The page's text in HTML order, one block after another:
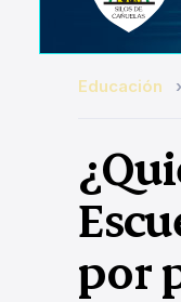
Educación
por